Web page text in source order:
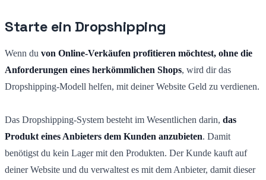
Starte ein Dropshipping
Wenn du von Online-Verkäufen profitieren möchtest, ohne die
Anforderungen eines herkömmlichen Shops, wird dir das
Dropshipping-Modell helfen, mit deiner Website Geld zu verdienen.
Das Dropshipping-System besteht im Wesentlichen darin, das
Produkt eines Anbieters dem Kunden anzubieten. Damit
benötigst du kein Lager mit den Produkten. Der Kunde kauft auf
deiner Website und du verwaltest es mit dem Anbieter, damit dieser